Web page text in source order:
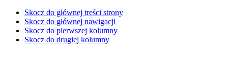
Skocz do głównej treści strony
Skocz do głównej nawigacji
Skocz do pierwszej kolumny
Skocz do drugiej kolumny